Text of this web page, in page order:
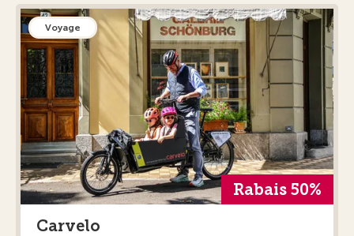
Voyage
Rabais 50%
Carvelo